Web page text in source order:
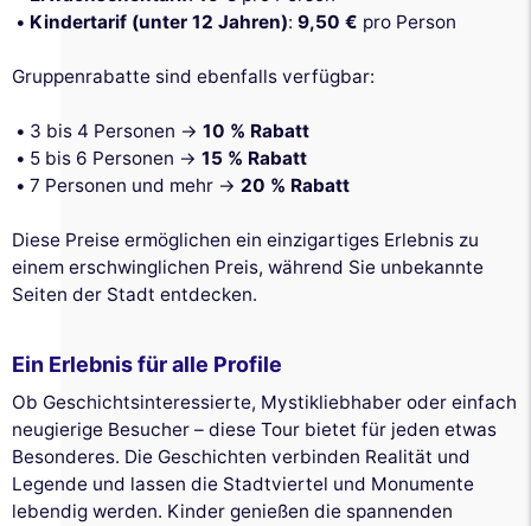
Kindertarif (unter 12 Jahren):9,50 € pro Person
Gruppenrabatte sind ebenfalls verfügbar:
3 bis 4 Personen →10 % Rabatt
5 bis 6 Personen →15 % Rabatt
7 Personen und mehr →20 % Rabatt
Diese Preise ermöglichen ein einzigartiges Erlebnis zu
einem erschwinglichen Preis, während Sie unbekannte
Seiten der Stadt entdecken.
Ein Erlebnis für alle Profile
Ob Geschichtsinteressierte, Mystikliebhaber oder einfach
neugierige Besucher – diese Tour bietet für jeden etwas
Besonderes. Die Geschichten verbinden Realität und
Legende und lassen die Stadtviertel und Monumente
lebendig werden. Kinder genießen die spannenden